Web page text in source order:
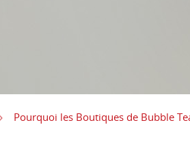
Pourquoi les Boutiques de Bubble